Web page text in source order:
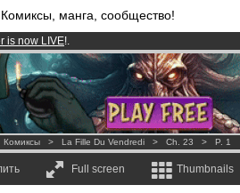
Комиксы, манга, сообщество!
is now LIVE!.
and 1000comics & mangas!.
from3.95 euros per month !Get membership
Комиксы > La Fille Du Vendredi > Ch. 23 > P. 1
Full screen Thumbnails